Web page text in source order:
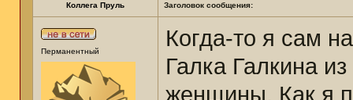
Коллега Пруль Заголовок сообщения:
Перманентный
Когда-то я сам
Галка Галкина
женщины. Как я